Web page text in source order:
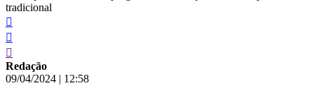
tradicional
Redação
09/04/2024 | 12:58